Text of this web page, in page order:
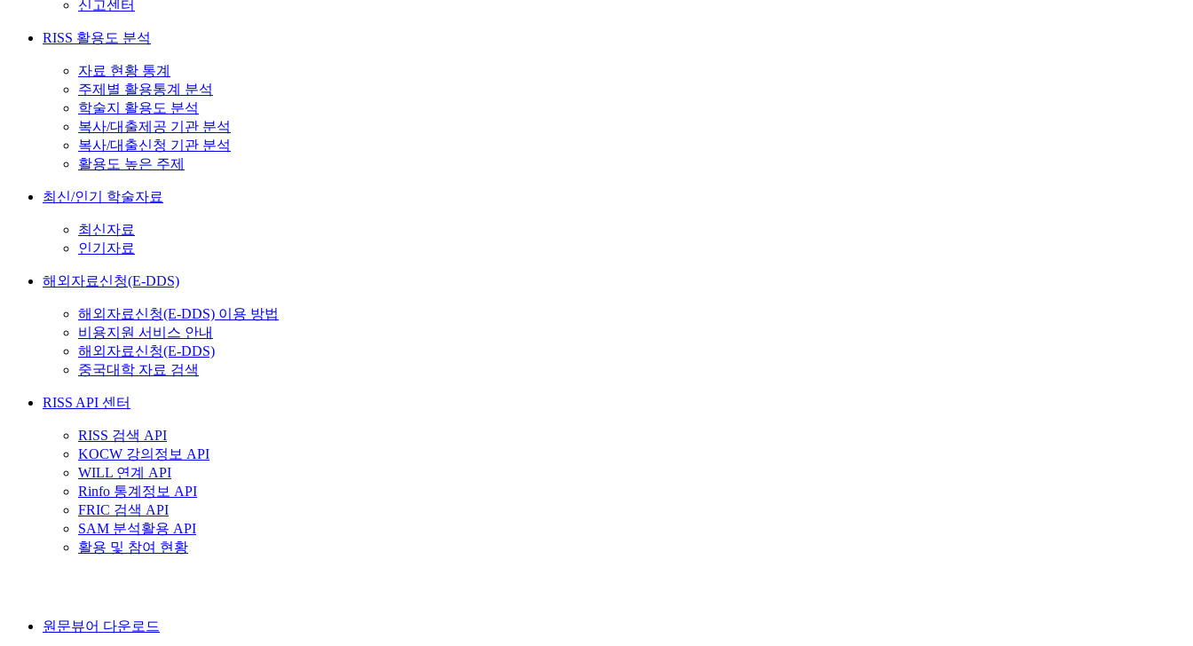
신고센터
RISS 활용도 분석
자료 현황 통계
주제별 활용통계 분석
학술지 활용도 분석
복사/대출제공 기관 분석
복사/대출신청 기관 분석
활용도 높은 주제
최신/인기 학술자료
최신자료
인기자료
해외자료신청(E-DDS)
해외자료신청(E-DDS) 이용 방법
비용지원 서비스 안내
해외자료신청(E-DDS)
중국대학 자료 검색
RISS API 센터
RISS 검색 API
KOCW 강의정보 API
WILL 연계 API
Rinfo 통계정보 API
FRIC 검색 API
SAM 분석활용 API
활용 및 참여 현황
원문뷰어 다운로드